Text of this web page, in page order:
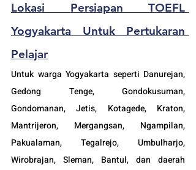
Lokasi Persiapan TOEFL
Yogyakarta Untuk Pertukaran
Pelajar
Untuk warga Yogyakarta seperti Danurejan
Gedong Tenge, Gondokusuman,
Gondomanan, Jetis, Kotagede, Kraton,
Mantrijeron, Mergangsan, Ngampilan,
Pakualaman, Tegalrejo, Umbulharjo,
Wirobrajan, Sleman, Bantul, dan daerah